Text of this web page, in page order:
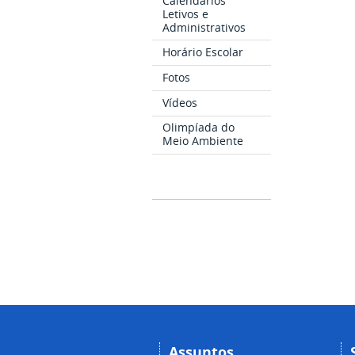
Letivos e
Administrativos
Horário Escolar
Fotos
Vídeos
Olimpíada do
Meio Ambiente